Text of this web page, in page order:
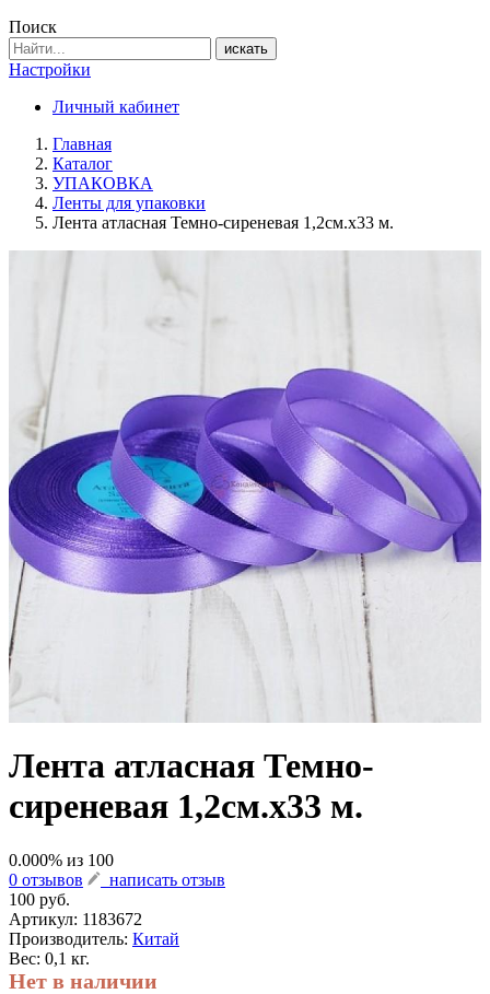
Поиск
искать
Настройки
Личный кабинет
Главная
Каталог
УПАКОВКА
Ленты для упаковки
Лента атласная Темно-сиреневая 1,2см.х33 м.
Лента атласная Темно-
сиреневая 1,2см.х33 м.
0.000% из 100
0 отзывов
написать отзыв
100 руб.
Артикул: 1183672
Производитель: Китай
Вес: 0,1 кг.
Нет в наличии